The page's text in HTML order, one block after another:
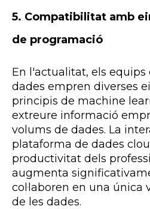
5. Compatibilitat amb
de programació
En l'actualitat, els equips
dades empren diverses
principis de machine
extreure informació
volums de dades. La
plataforma de dades
productivitat dels
augmenta
col·laboren en una única
de les dades.